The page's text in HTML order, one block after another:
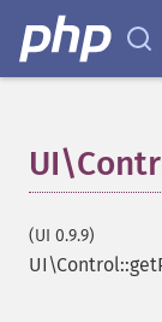
(UI 0.9.9)